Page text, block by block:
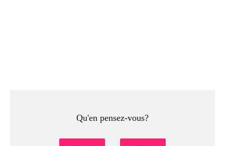
Qu'en pensez-vous?